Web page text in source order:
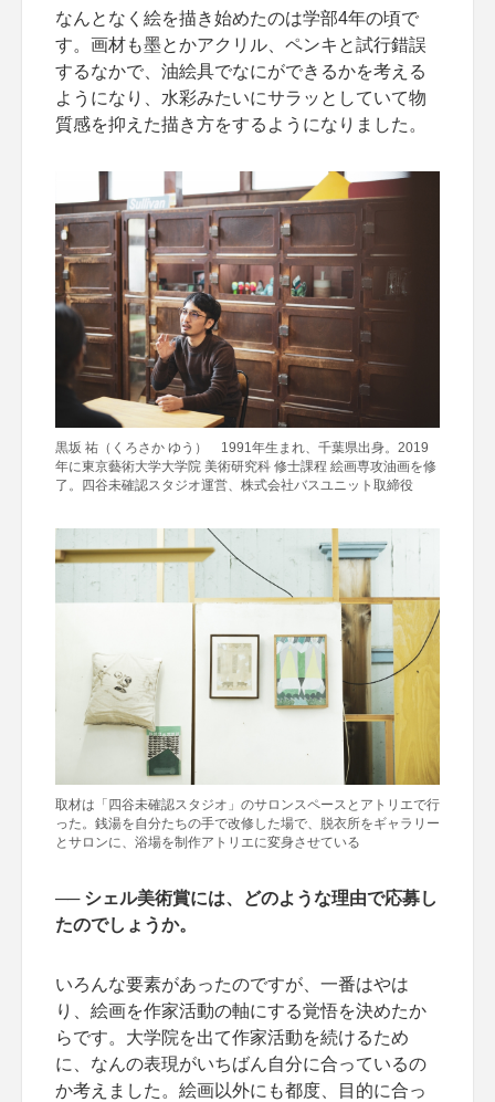
なんとなく絵を描き始めたのは学部4年の頃で
す。画材も墨とかアクリル、ペンキと試行錯誤
するなかで、油絵具でなにができるかを考える
ようになり、水彩みたいにサラッとしていて物
質感を抑えた描き方をするようになりました。
黒坂 祐（くろさか ゆう） 1991年生まれ、千葉県出身。2019
年に東京藝術大学大学院 美術研究科 修士課程 絵画専攻油画を修
了。四谷未確認スタジオ運営、株式会社バスユニット取締役
取材は「四谷未確認スタジオ」のサロンスペースとアトリエで行
った。銭湯を自分たちの手で改修した場で、脱衣所をギャラリー
とサロンに、浴場を制作アトリエに変身させている
── シェル美術賞には、どのような理由で応募し
たのでしょうか。
いろんな要素があったのですが、一番はやは
り、絵画を作家活動の軸にする覚悟を決めたか
らです。大学院を出て作家活動を続けるため
に、なんの表現がいちばん自分に合っているの
か考えました。絵画以外にも都度、目的に合っ